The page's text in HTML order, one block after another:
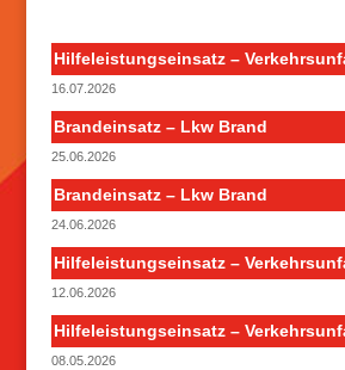
Hilfeleistungseinsatz –
16.07.2026
Brandeinsatz – Lkw Brand
25.06.2026
Brandeinsatz – Lkw Brand
24.06.2026
Hilfeleistungseinsatz –
12.06.2026
Hilfeleistungseinsatz –
08.05.2026